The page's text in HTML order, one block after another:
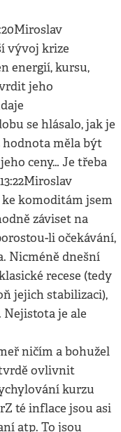
vývoj krize
energií, kursu,
jeho
se hlásalo, jak je
hodnota měla být
ceny… Je třeba
komoditám jsem
záviset na
li očekávání,
Nicméně dnešní
recese (tedy
jejich stabilizaci),
je ale
ničím a bohužel
ovlivnit
kurzu
té inflace jsou asi
atp. To jsou